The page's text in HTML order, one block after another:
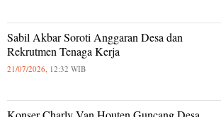
Sabil Akbar Soroti Anggaran Desa dan
Rekrutmen Tenaga Kerja
21/07/2026, 12:32 WIB